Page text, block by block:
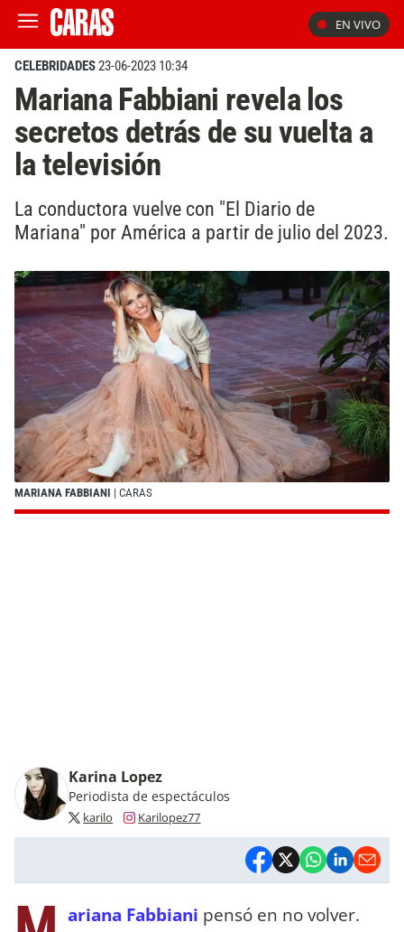
EN VIVO
CELEBRIDADES23-06-2023 10:34
Mariana Fabbiani revela los
secretos detrás de su vuelta a
la televisión
La conductora vuelve con "El Diario de
Mariana" por América a partir de julio del 2023.
MARIANA FABBIANI | CARAS
Karina Lopez
Periodista de espectáculos
karilo Karilopez77
ariana Fabbiani pensó en no volver.